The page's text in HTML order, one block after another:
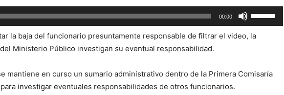
aumentar
o
00:00
las
teclas
arriba/abajo
la baja del funcionario presuntamente responsable de filtrar el video, la
Ministerio Público investigan su eventual responsabilidad.
mantiene en curso un sumario administrativo dentro de la Primera Comisaría
investigar eventuales responsabilidades de otros funcionarios.